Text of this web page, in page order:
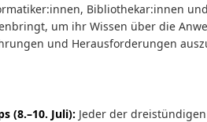
Bibliothekar:innen
um ihr Wissen über die
und Herausforderungen
(8.–10. Juli): Jeder der